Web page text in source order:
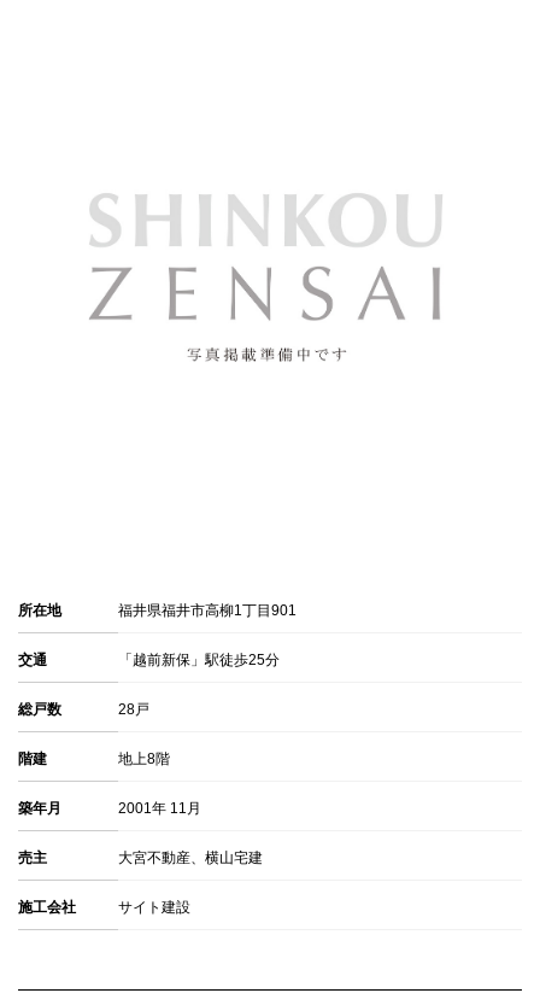
所在地 福井県福井市高柳1丁目901
交通 「越前新保」駅徒歩25分
総戸数 28戸
階建 地上8階
築年月 2001年 11月
売主 大宮不動産、横山宅建
施工会社 サイト建設